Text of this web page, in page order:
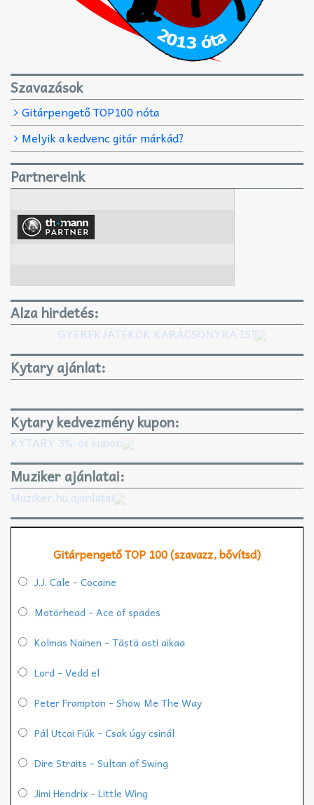
Szavazások
Gitárpengető TOP100 nóta
Melyik a kedvenc gitár márkád?
Partnereink
Alza hirdetés:
GYEREKJÁTÉKOK KARÁCSONYRA IS!
Kytary ajánlat:
Kytary kedvezmény kupon:
KYTARY 3%-os kupon
Muziker ajánlatai:
Muziker.hu ajánlatai
Gitárpengető TOP 100 (szavazz, bővítsd)
J.J. Cale - Cocaine
Motörhead - Ace of spades
Kolmas Nainen - Tästä asti aikaa
Lord - Vedd el
Peter Frampton - Show Me The Way
Pál Utcai Fiúk - Csak úgy csinál
Dire Straits - Sultan of Swing
Jimi Hendrix - Little Wing